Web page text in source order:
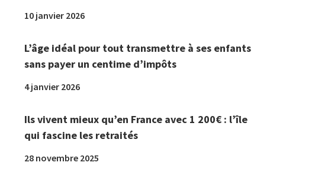
10 janvier 2026
L’âge idéal pour tout transmettre à ses enfants
sans payer un centime d’impôts
4 janvier 2026
Ils vivent mieux qu’en France avec 1 200€ : l’île
qui fascine les retraités
28 novembre 2025